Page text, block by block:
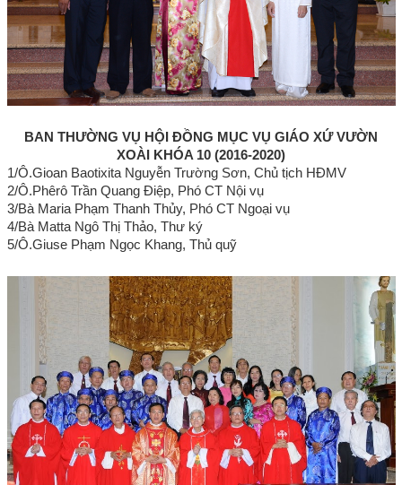
BAN THƯỜNG VỤ HỘI ĐỒNG MỤC VỤ GIÁO XỨ VƯỜN
XOÀI KHÓA 10 (2016-2020)
1/Ô.Gioan Baotixita Nguyễn Trường Sơn, Chủ tịch HĐMV
2/Ô.Phêrô Trần Quang Điệp, Phó CT Nội vụ
3/Bà Maria Phạm Thanh Thủy, Phó CT Ngoại vụ
4/Bà Matta Ngô Thị Thảo, Thư ký
5/Ô.Giuse Phạm Ngọc Khang, Thủ quỹ